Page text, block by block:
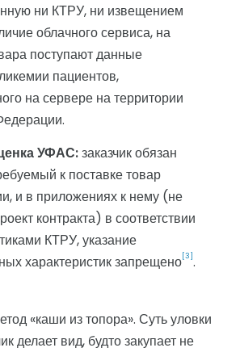
ни КТРУ, ни извещением
облачного сервиса, на
поступают данные
пациентов,
на сервере на территории
УФАС:заказчик обязан
к поставке товар
и в приложениях к нему (не
контракта) в соответствии
КТРУ, указание
характеристик запрещено[3].
«каши из топора». Суть уловки
делает вид, будто закупает не